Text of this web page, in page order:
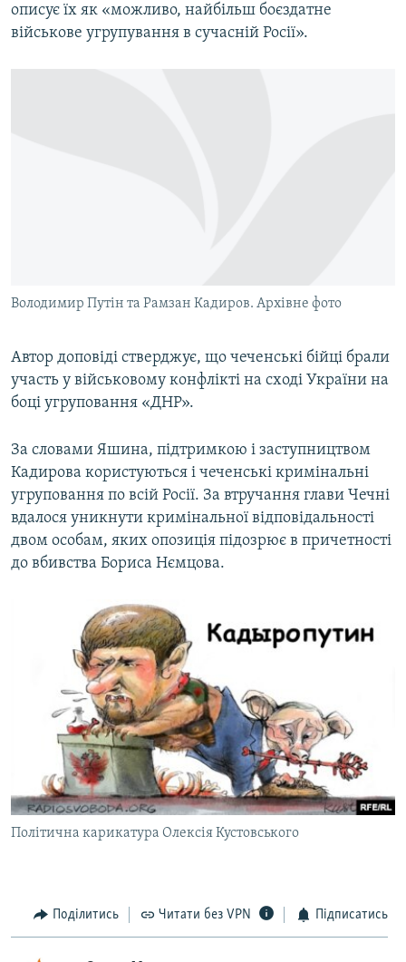
описує їх як «можливо, найбільш боєздатне
військове угрупування в сучасній Росії».
Володимир Путін та Рамзан Кадиров. Архівне фото
Автор доповіді стверджує, що чеченські бійці брали
участь у військовому конфлікті на сході України на
боці угруповання «ДНР».
За словами Яшина, підтримкою і заступництвом
Кадирова користуються і чеченські кримінальні
угруповання по всій Росії. За втручання глави Чечні
вдалося уникнути кримінальної відповідальності
двом особам, яких опозиція підозрює в причетності
до вбивства Бориса Нємцова.
Політична карикатура Олексія Кустовського
Поділитись Читати без VPN Підписатись